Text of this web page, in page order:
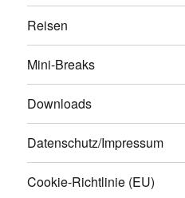
Reisen
Mini-Breaks
Downloads
Datenschutz/Impressum
Cookie-Richtlinie (EU)